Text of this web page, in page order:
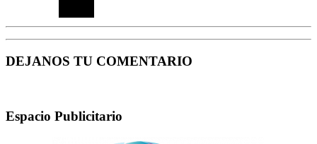
DEJANOS TU COMENTARIO
Espacio Publicitario